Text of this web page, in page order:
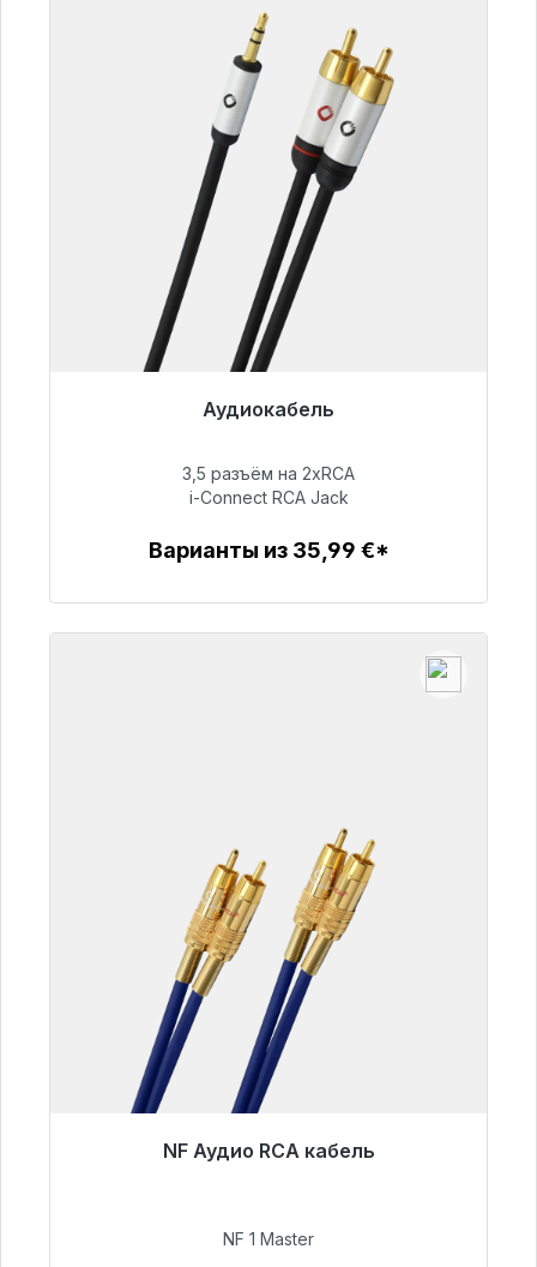
Аудиокабель
Готовы к немедленной отправке, срок
51,99 €
3,5 разъём на 2xRCA
i-Connect RCA Jack
Варианты из 35,99 €*
NF Аудио RCA кабель
Готовы к немедленной отправке, срок
99,00 €
NF 1 Master